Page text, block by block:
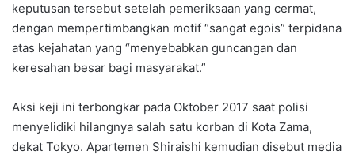
keputusan tersebut setelah pemeriksaan yang cermat,
dengan mempertimbangkan motif “sangat egois” terpidana
atas kejahatan yang “menyebabkan guncangan dan
keresahan besar bagi masyarakat.”
Aksi keji ini terbongkar pada Oktober 2017 saat polisi
menyelidiki hilangnya salah satu korban di Kota Zama,
dekat Tokyo. Apartemen Shiraishi kemudian disebut media